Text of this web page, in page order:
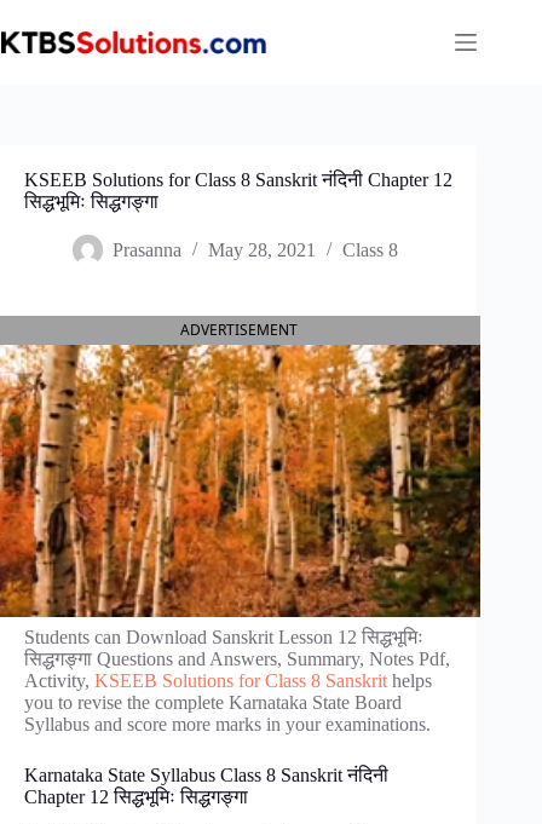
to
content
KSEEB Solutions for Class 8 Sanskrit नंदिनी Chapter 12
सिद्धभूमिः सिद्धगङ्गा
Prasanna May 28, 2021 Class 8
ADVERTISEMENT
Students can Download Sanskrit Lesson 12 सिद्धभूमिः
सिद्धगङ्गा Questions and Answers, Summary, Notes Pdf,
Activity, KSEEB Solutions for Class 8 Sanskrit helps
you to revise the complete Karnataka State Board
Syllabus and score more marks in your examinations.
Karnataka State Syllabus Class 8 Sanskrit नंदिनी
Chapter 12 सिद्धभूमिः सिद्धगङ्गा